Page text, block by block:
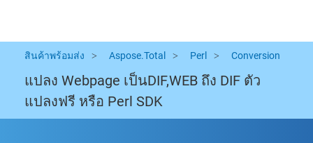
สินค้าพร้อมส่ง Aspose.Total Perl Conversion
แปลง Webpage เป็นDIF,WEB ถึง DIF ตัว
แปลงฟรี หรือ Perl SDK